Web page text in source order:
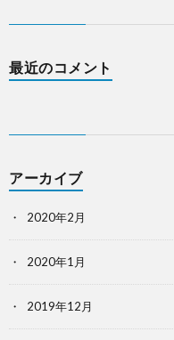
最近のコメント
アーカイブ
2020年2月
2020年1月
2019年12月